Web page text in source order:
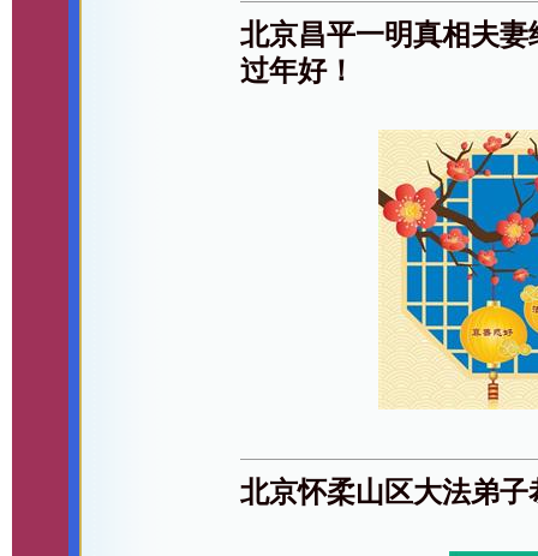
北京昌平一明真相夫
过年好！
北京怀柔山区大法弟